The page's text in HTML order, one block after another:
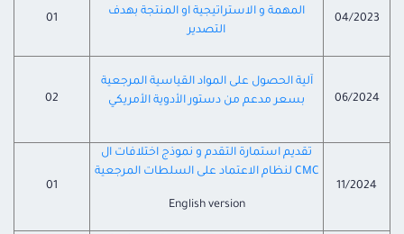
04/2023
المهمة و الاستراتيجية او المنتجة بهدف
التصدير
01
06/2024
آلية الحصول على المواد القياسية المرجعية
بسعر مدعم من دستور الأدوية الأمريكي
02
11/2024
تقديم استمارة التقدم و نموذج اختلافات ال
CMC لنظام الاعتماد على السلطات المرجعية
English version
01